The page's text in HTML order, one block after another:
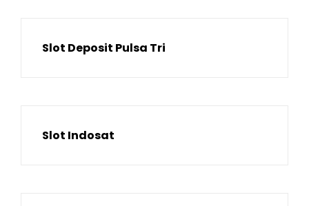
Slot Deposit Pulsa Tri
Slot Indosat